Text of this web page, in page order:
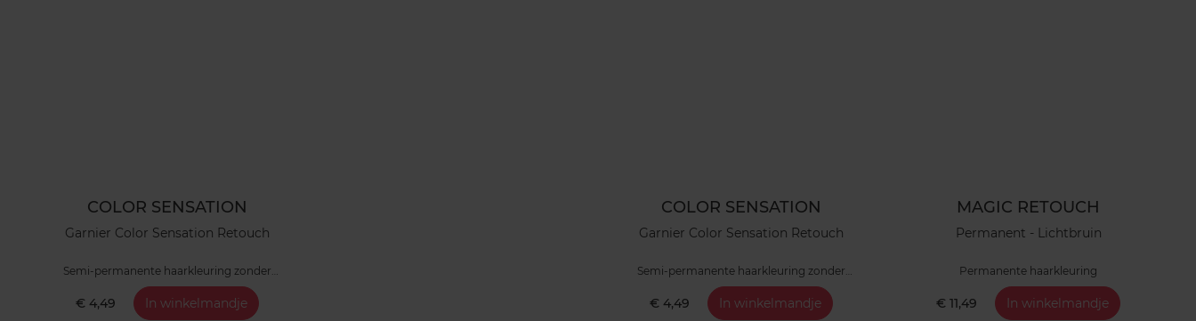
COLOR SENSATION
Garnier Color Sensation Retouch
Semi-permanente haarkleuring zonder
€ 4,49 In winkelmandje
COLOR SENSATION
Garnier Color Sensation Retouch
Semi-permanente haarkleuring zonder
€ 4,49 In winkelmandje
MAGIC RETOUCH
Permanent - Lichtbruin
Permanente haarkleuring
€ 11,49 In winkelmandje